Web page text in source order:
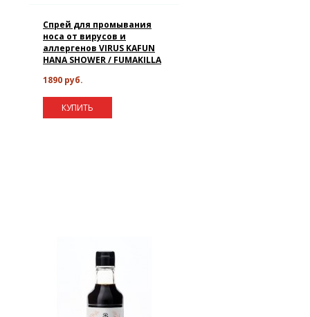
Спрей для промывания
носа от вирусов и
аллергенов VIRUS KAFUN
HANA SHOWER / FUMAKILLA
1890 руб.
КУПИТЬ